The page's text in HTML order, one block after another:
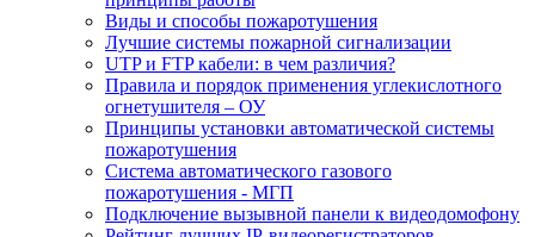
Виды и способы пожаротушения
Лучшие системы пожарной сигнализации
UTP и FTP кабели: в чем различия?
Правила и порядок применения углекислотного
огнетушителя – ОУ
Принципы установки автоматической системы
пожаротушения
Система автоматического газового
пожаротушения - МГП
Подключение вызывной панели к видеодомофону